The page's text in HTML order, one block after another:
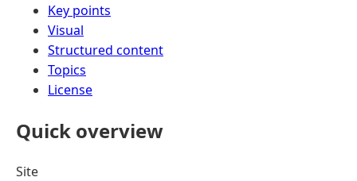
Key points
Visual
Structured content
Topics
License
Quick overview
Site